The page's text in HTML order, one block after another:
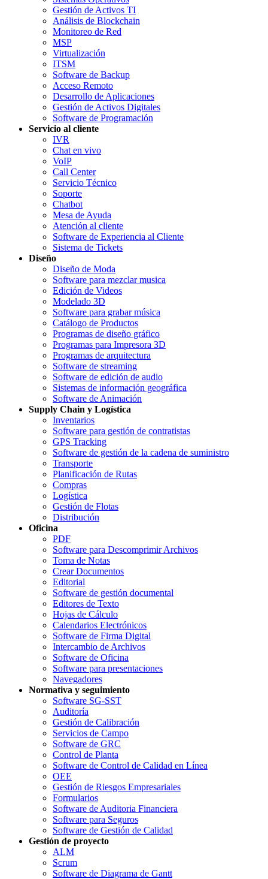
Gestión de Activos TI
Análisis de Blockchain
Monitoreo de Red
MSP
Virtualización
ITSM
Software de Backup
Acceso Remoto
Desarrollo de Aplicaciones
Gestión de Activos Digitales
Software de Programación
Servicio al cliente
IVR
Chat en vivo
VoIP
Call Center
Servicio Técnico
Soporte
Chatbot
Mesa de Ayuda
Atención al cliente
Software de Experiencia al Cliente
Sistema de Tickets
Diseño
Diseño de Moda
Software para mezclar musica
Edición de Videos
Modelado 3D
Software para grabar música
Catálogo de Productos
Programas de diseño gráfico
Programas para Impresora 3D
Programas de arquitectura
Software de streaming
Software de edición de audio
Sistemas de información geográfica
Software de Animación
Supply Chain y Logística
Inventarios
Software para gestión de contratistas
GPS Tracking
Software de gestión de la cadena de suministro
Transporte
Planificación de Rutas
Compras
Logística
Gestión de Flotas
Distribución
Oficina
PDF
Software para Descomprimir Archivos
Toma de Notas
Crear Documentos
Editorial
Software de gestión documental
Editores de Texto
Hojas de Cálculo
Calendarios Electrónicos
Software de Firma Digital
Intercambio de Archivos
Software de Oficina
Software para presentaciones
Navegadores
Normativa y seguimiento
Software SG-SST
Auditoría
Gestión de Calibración
Servicios de Campo
Software de GRC
Control de Planta
Software de Control de Calidad en Línea
OEE
Gestión de Riesgos Empresariales
Formularios
Software de Auditoria Financiera
Software para Seguros
Software de Gestión de Calidad
Gestión de proyecto
ALM
Scrum
Software de Diagrama de Gantt